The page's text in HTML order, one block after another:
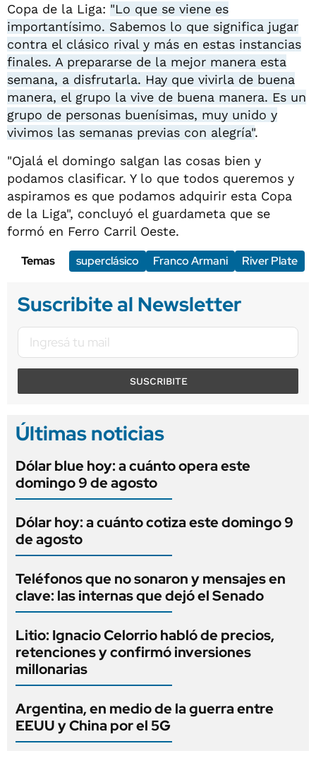
Copa de la Liga: "Lo que se viene es
importantísimo. Sabemos lo que significa jugar
contra el clásico rival y más en estas instancias
finales. A prepararse de la mejor manera esta
semana, a disfrutarla. Hay que vivirla de buena
manera, el grupo la vive de buena manera. Es un
grupo de personas buenísimas, muy unido y
vivimos las semanas previas con alegría".
"Ojalá el domingo salgan las cosas bien y
podamos clasificar. Y lo que todos queremos y
aspiramos es que podamos adquirir esta Copa
de la Liga", concluyó el guardameta que se
formó en Ferro Carril Oeste.
Temas
superclásico Franco Armani River Plate
Suscribite al Newsletter
SUSCRIBITE
Últimas noticias
Dólar blue hoy: a cuánto opera este
domingo 9 de agosto
Dólar hoy: a cuánto cotiza este domingo 9
de agosto
Teléfonos que no sonaron y mensajes en
clave: las internas que dejó el Senado
Litio: Ignacio Celorrio habló de precios,
retenciones y confirmó inversiones
millonarias
Argentina, en medio de la guerra entre
EEUU y China por el 5G